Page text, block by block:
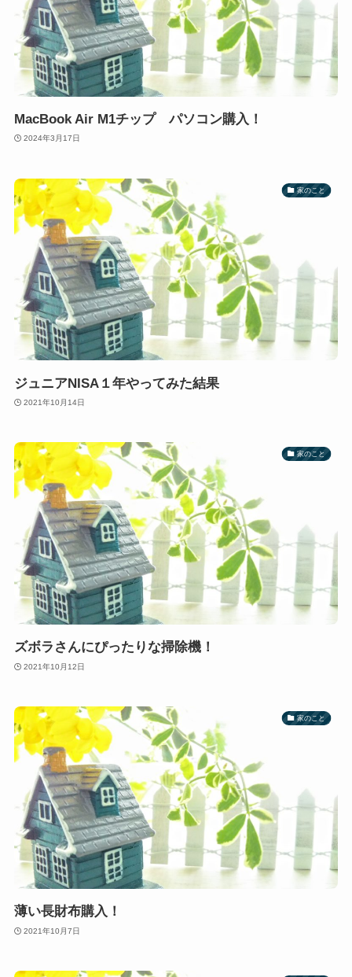
MacBook Air M1チップ パソコン購入！
2024年3月17日
家のこと
ジュニアNISA１年やってみた結果
2021年10月14日
家のこと
ズボラさんにぴったりな掃除機！
2021年10月12日
家のこと
薄い長財布購入！
2021年10月7日